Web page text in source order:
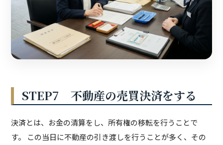
STEP7 不動産の売買決済をする
決済とは、お金の清算をし、所有権の移転を行うことで
す。 この当日に不動産の引き渡しを行うことが多く、その